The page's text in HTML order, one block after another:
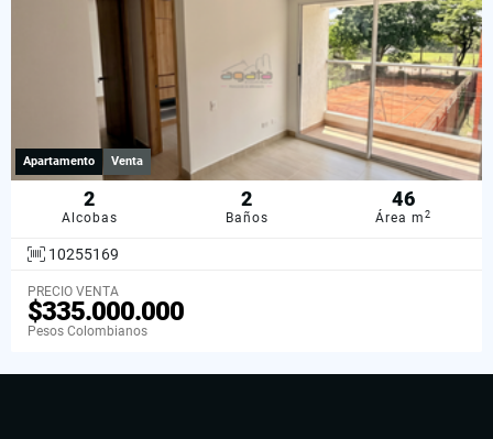
Apartamento Venta
2
Alcobas
2
Baños
46
Área m2
10255169
PRECIO VENTA
$335.000.000
Pesos Colombianos